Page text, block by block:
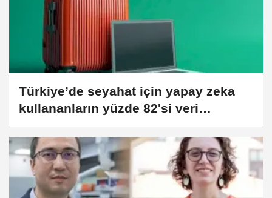
Türkiye’de seyahat için yapay zeka
kullananların yüzde 82'si veri
güvenliğinden endişeli